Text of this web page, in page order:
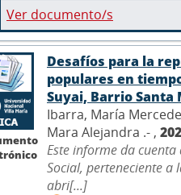
Ver documento/s
Desafíos para la
populares en
Suyai, Barrio Santa
Ibarra, María
Mara Alejandra .- ,
Este informe da
Social, perteneciente
abri[...]